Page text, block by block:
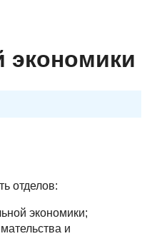
экономики
отделов:
экономики;
и